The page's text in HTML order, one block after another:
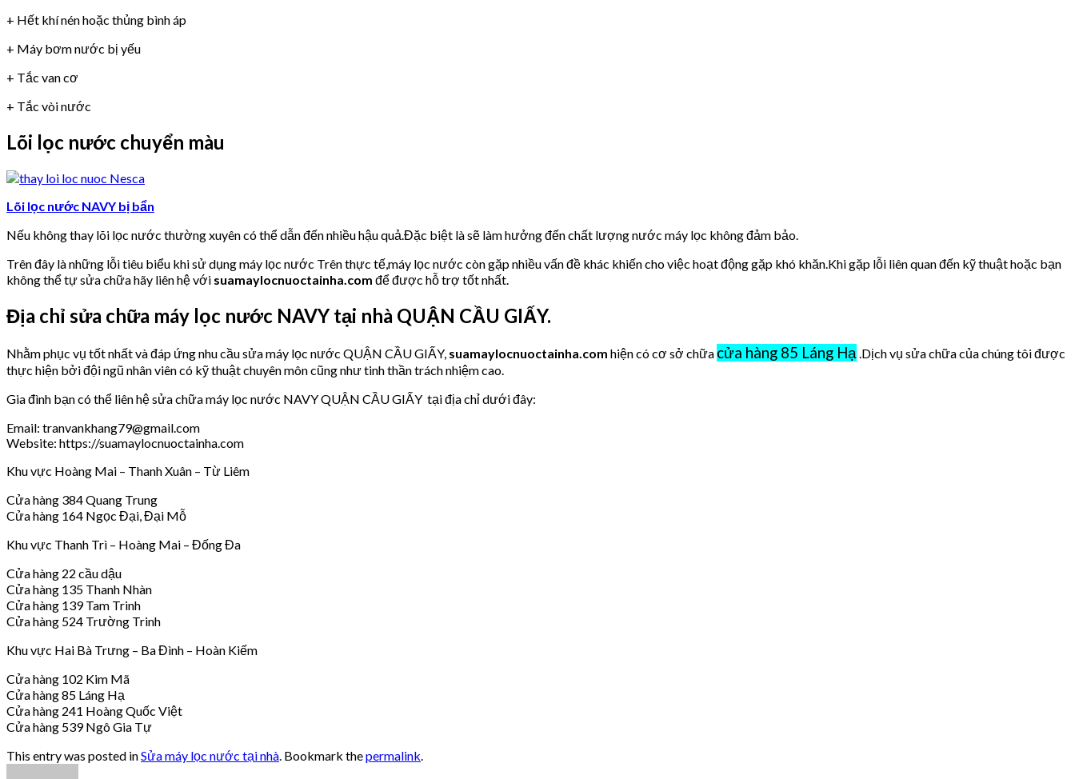
+ Hết khí nén hoặc thủng bình áp
+ Máy bơm nước bị yếu
+ Tắc van cơ
+ Tắc vòi nước
Lõi lọc nước chuyển màu
Lõi lọc nước NAVY bị bẩn
Nếu không thay lõi lọc nước thường xuyên có thể dẫn đến nhiều hậu quả.Đặc biệt là sẽ làm hưởng đến chất lượng nước máy lọc không đảm bảo.
Trên đây là những lỗi tiêu biểu khi sử dụng máy lọc nước Trên thực tế,máy lọc nước còn gặp nhiều vấn đề khác khiến cho việc hoạt động gặp khó khăn.Khi gặp lỗi liên quan đến kỹ thuật hoặc bạn
không thể tự sửa chữa hãy liên hệ với suamaylocnuoctainha.com để được hỗ trợ tốt nhất.
Địa chỉ sửa chữa máy lọc nước NAVY tại nhà QUẬN CẦU GIẤY.
Nhằm phục vụ tốt nhất và đáp ứng nhu cầu sửa máy lọc nước QUẬN CẦU GIẤY, suamaylocnuoctainha.com hiện có cơ sở chữa cửa hàng 85 Láng Hạ .Dịch vụ sửa chữa của chúng tôi được
thực hiện bởi đội ngũ nhân viên có kỹ thuật chuyên môn cũng như tinh thần trách nhiệm cao.
Gia đình bạn có thể liên hệ sửa chữa máy lọc nước NAVY QUẬN CẦU GIẤY tại địa chỉ dưới đây:
Email: tranvankhang79@gmail.com
Website: https://suamaylocnuoctainha.com
Khu vực Hoàng Mai – Thanh Xuân – Từ Liêm
Cửa hàng 384 Quang Trung
Cửa hàng 164 Ngọc Đại, Đại Mỗ
Khu vực Thanh Trì – Hoàng Mai – Đống Đa
Cửa hàng 22 cầu dậu
Cửa hàng 135 Thanh Nhàn
Cửa hàng 139 Tam Trinh
Cửa hàng 524 Trường Trinh
Khu vực Hai Bà Trưng – Ba Đình – Hoàn Kiếm
Cửa hàng 102 Kim Mã
Cửa hàng 85 Láng Hạ
Cửa hàng 241 Hoàng Quốc Việt
Cửa hàng 539 Ngô Gia Tự
This entry was posted inSửa máy lọc nước tại nhà . Bookmark thepermalink